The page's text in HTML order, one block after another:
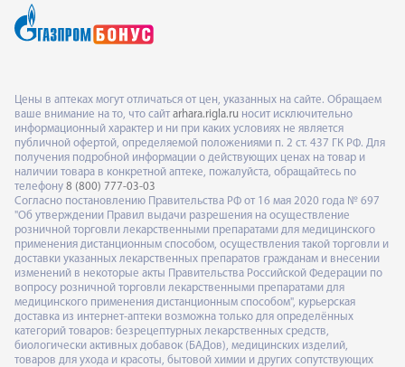
Цены в аптеках могут отличаться от цен, указанных на сайте. Обращаем
ваше внимание на то, что сайт arhara.rigla.ru носит исключительно
информационный характер и ни при каких условиях не является
публичной офертой, определяемой положениями п. 2 ст. 437 ГК РФ. Для
получения подробной информации о действующих ценах на товар и
наличии товара в конкретной аптеке, пожалуйста, обращайтесь по
телефону 8 (800) 777-03-03
Согласно постановлению Правительства РФ от 16 мая 2020 года № 697
"Об утверждении Правил выдачи разрешения на осуществление
розничной торговли лекарственными препаратами для медицинского
применения дистанционным способом, осуществления такой торговли и
доставки указанных лекарственных препаратов гражданам и внесении
изменений в некоторые акты Правительства Российской Федерации по
вопросу розничной торговли лекарственными препаратами для
медицинского применения дистанционным способом", курьерская
доставка из интернет-аптеки возможна только для определённых
категорий товаров: безрецептурных лекарственных средств,
биологически активных добавок (БАДов), медицинских изделий,
товаров для ухода и красоты, бытовой химии и других сопутствующих